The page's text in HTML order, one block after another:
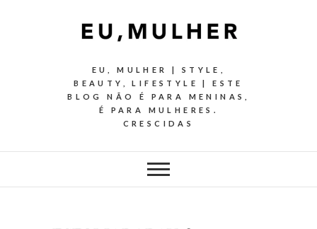
EU, MULHER | STYLE,
BEAUTY, LIFESTYLE | ESTE
BLOG NÃO É PARA MENINAS,
É PARA MULHERES.
CRESCIDAS